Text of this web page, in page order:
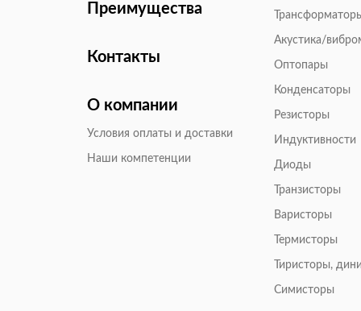
Преимущества
Контакты
О компании
Условия оплаты и доставки
Наши компетенции
Акустика/
Оптопары
Конденсаторы
Резисторы
Индуктивности
Диоды
Транзисторы
Варисторы
Термисторы
Тиристоры,
Симисторы